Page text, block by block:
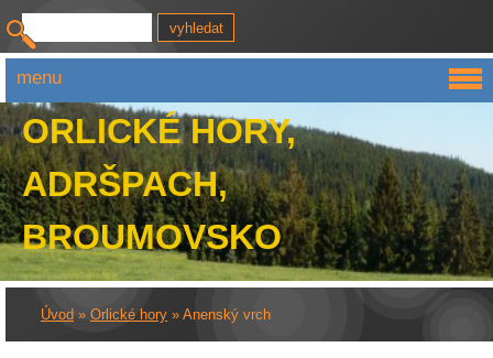
ORLICKÉ HORY,
ADRŠPACH,
BROUMOVSKO
Úvod » Orlické hory » Anenský vrch
menu